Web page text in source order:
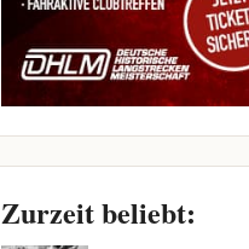
Zurzeit beliebt: